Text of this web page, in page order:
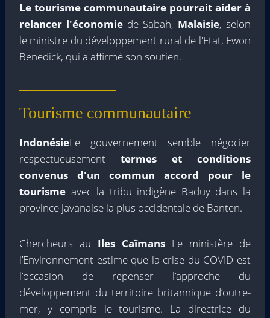
Le tourisme communautaire pourrait aider à
relancer l'économie de Sabah, Malaisie, selon
le ministre du développement rural de l'Etat, Ewon
Benedick, qui a affirmé son soutien.
Tourisme communautaire
IndonésieLe gouvernement semble négocier
respectueusement termes et conditions
convenus d'un commun accord pour le
tourisme avec la tribu indigène Baduy dans la
province javanaise la plus occidentale de Banten.
Chercheurs au Iles Caïmans Le ministère de
l’Environnement estime que la crise du COVID est
l’occasion de repenser l’approche du
développement du territoire britannique d’outre-
mer, y compris le tourisme. La directrice du